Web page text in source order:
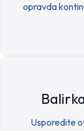
opravda
Usporedite